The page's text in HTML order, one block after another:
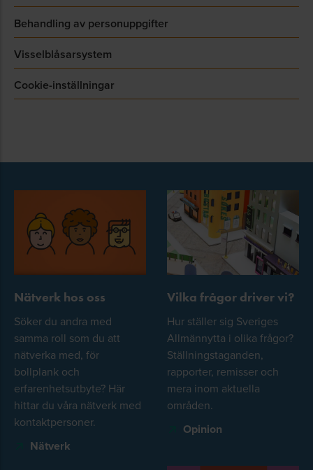
Behandling av personuppgifter
Visselblåsarsystem
Cookie-inställningar
Nätverk hos oss
Söker du andra med
samma roll som du att
nätverka med, för
bollplank och
erfarenhetsutbyte? Här
hittar du våra nätverk med
kontaktpersoner.
Nätverk
Vilka frågor driver vi?
Hur ställer sig Sveriges
Allmännytta i olika frågor?
Ställningstaganden,
rapporter, remisser och
mera inom aktuella
områden.
Opinion